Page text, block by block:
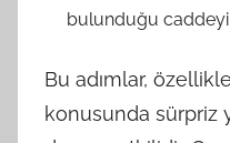
bulunduğu caddeyi
Bu adımlar,
konusunda sürpriz